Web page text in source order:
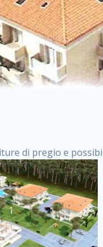
di pregio e